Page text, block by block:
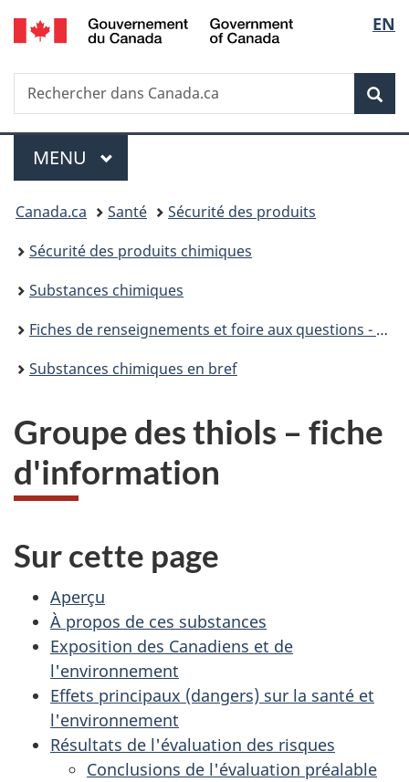
Passer
au
principal
Passer
à
Au
du
Passer
à
version
simplifiée
de
la
EN
Recherche
Rechercher
dans
Menu
MENU PRINCIPAL
Vous
êtes
ici :
Canada.ca Santé
Sécurité des produits
Sécurité des produits chimiques
Substances chimiques
Fiches de renseignements et foire aux questions - Substances chimiques
Substances chimiques en bref
Groupe des thiols – fiche
d'information
Sur cette page
Aperçu
À propos de ces substances
Exposition des Canadiens et de
l'environnement
Effets principaux (dangers) sur la santé et
l'environnement
Résultats de l'évaluation des risques
Conclusions de l'évaluation préalable